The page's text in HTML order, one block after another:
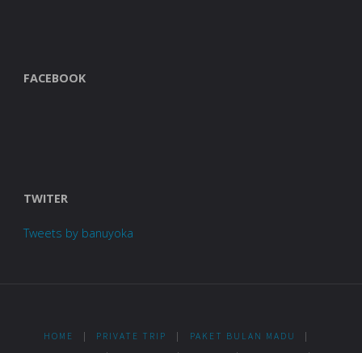
FACEBOOK
TWITER
Tweets by banuyoka
HOME | PRIVATE TRIP | PAKET BULAN MADU
|